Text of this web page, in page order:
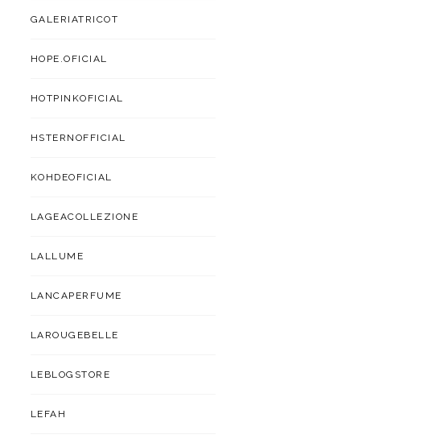
GALERIATRICOT
HOPE.OFICIAL
HOTPINKOFICIAL
HSTERNOFFICIAL
KOHDEOFICIAL
LAGEACOLLEZIONE
LALLUME
LANCAPERFUME
LAROUGEBELLE
LEBLOGSTORE
LEFAH